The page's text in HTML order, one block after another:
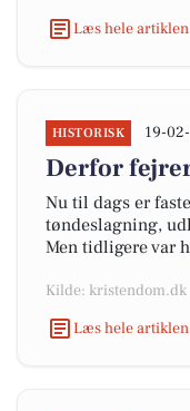
Læs hele
HISTORISK 19-
Derfor
Nu til dags er
tøndeslagning,
Men tidligere var
Kilde: kristendom.dk
Læs hele